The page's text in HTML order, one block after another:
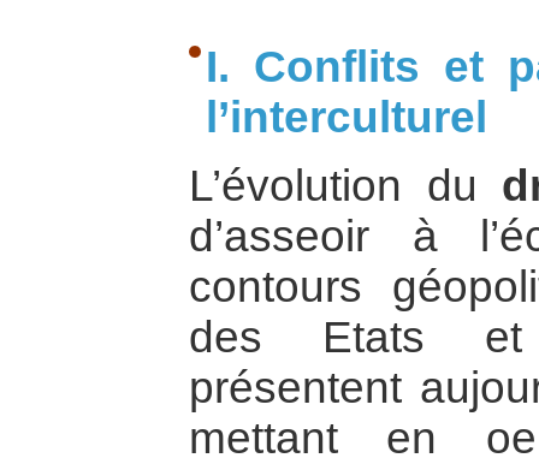
I. Conflits et
l’interculturel
L’évolution du
d’asseoir à
contours
des Etats et
présentent
mettant en